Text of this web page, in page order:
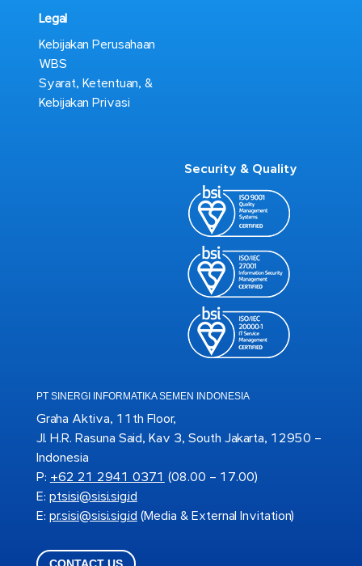
Legal
Kebijakan Perusahaan
WBS
Syarat, Ketentuan, &
Kebijakan Privasi
Security & Quality
PT SINERGI INFORMATIKA SEMEN INDONESIA
Graha Aktiva, 11th Floor,
Jl. H.R. Rasuna Said, Kav 3, South Jakarta, 12950 –
Indonesia
P: +62 21 2941 0371 (08.00 – 17.00)
E: ptsisi@sisi.sig.id
E: pr.sisi@sisi.sig.id (Media & External Invitation)